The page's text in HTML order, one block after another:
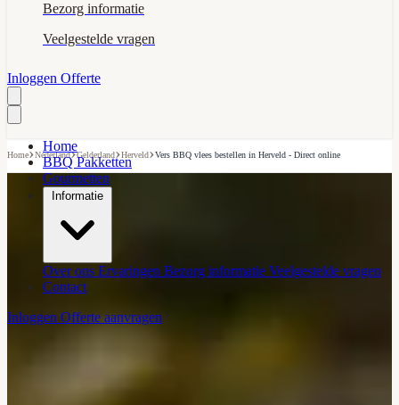
Bezorg informatie
Veelgestelde vragen
Inloggen Offerte
Home
BBQ Pakketten
Gourmetten
Informatie
Over ons Ervaringen Bezorg informatie Veelgestelde vragen
Contact
Inloggen Offerte aanvragen
Home›Nederland›Gelderland›Herveld›Vers BBQ vlees bestellen in Herveld - Direct online